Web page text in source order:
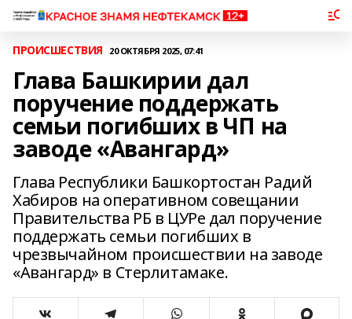
ПРОИСШЕСТВИЯ 20 ОКТЯБРЯ 2025, 07:41
Глава Башкирии дал
поручение поддержать
семьи погибших в ЧП на
заводе «Авангард»
Глава Республики Башкортостан Радий
Хабиров на оперативном совещании
Правительства РБ в ЦУРе дал поручение
поддержать семьи погибших в
чрезвычайном происшествии на заводе
«Авангард» в Стерлитамаке.